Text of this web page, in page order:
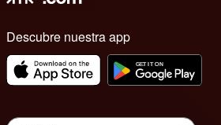
Descubre nuestra app